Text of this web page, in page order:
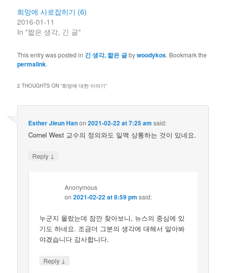
희망에 사로잡히기 (6)
2016-01-11
In "짧은 생각, 긴 글"
This entry was posted in 긴 생각, 짧은 글bywoodykos. Bookmark the
permalink.
2 THOUGHTS ON “희망에 대한 이야기”
Esther Jieun Hanon2021-02-22 at 7:25 am said:
Cornel West 교수의 정의와도 일맥 상통하는 것이 있네요.
Reply ↓
Anonymous
on2021-02-22 at 8:59 pm said:
누군지 몰랐는데 잠깐 찾아보니, 뉴스의 중심에 있
기도 하네요. 조금더 그분의 생각에 대해서 알아봐
야겠습니다 감사합니다.
Reply ↓